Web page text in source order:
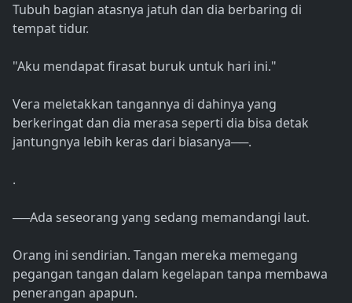
Tubuh bagian atasnya jatuh dan dia berbaring di
tempat tidur.
"Aku mendapat firasat buruk untuk hari ini."
Vera meletakkan tangannya di dahinya yang
berkeringat dan dia merasa seperti dia bisa detak
jantungnya lebih keras dari biasanya──.
.
──Ada seseorang yang sedang memandangi laut.
Orang ini sendirian. Tangan mereka memegang
pegangan tangan dalam kegelapan tanpa membawa
penerangan apapun.